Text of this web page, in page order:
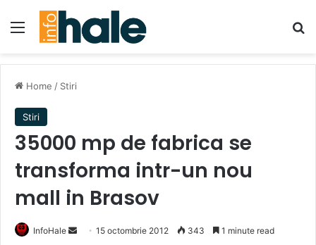
Menu
Home / Stiri
Stiri
35000 mp de fabrica se
transforma intr-un nou
mall in Brasov
InfoHale
Send15 octombrie 2012 343 1 minute read